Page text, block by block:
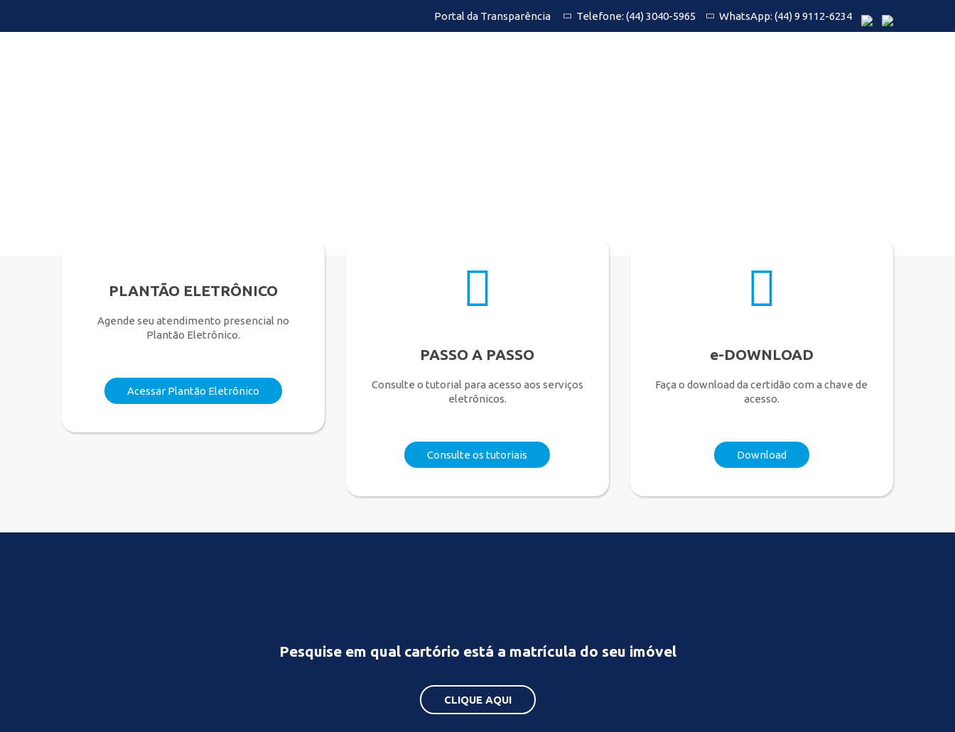
Portal da Transparência Telefone: (44) 3040-5965 WhatsApp: (44) 9 9112-6234
PLANTÃO ELETRÔNICO
Agende seu atendimento presencial no
Plantão Eletrônico.
Acessar Plantão Eletrônico
PASSO A PASSO
Consulte o tutorial para acesso aos serviços
eletrônicos.
Consulte os tutoriais
e-DOWNLOAD
Faça o download da certidão com a chave de
acesso.
Download
Pesquise em qual cartório está a matrícula do seu imóvel
CLIQUE AQUI